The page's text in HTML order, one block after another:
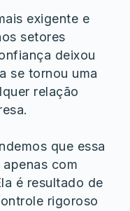
exigente e
setores
deixou
se tornou uma
relação
que essa
com
é resultado de
rigoroso